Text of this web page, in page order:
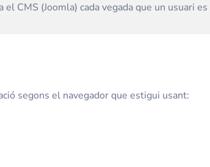
el CMS (Joomla) cada vegada que un usuari
segons el navegador que estigui usant: